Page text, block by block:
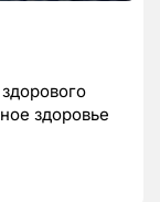
здоровье